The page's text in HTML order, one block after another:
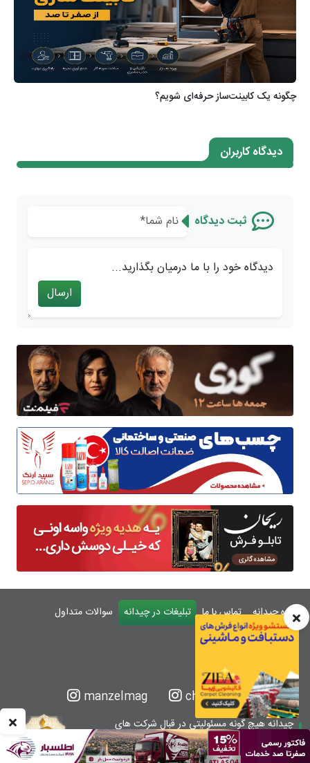
درباره چیدانه تماس با ما تبلیغات در چیدانه
سوالات متداول
ورود
chidaneh
manzelmag
چیدانه هیچ گونه مسئولیتی در قبال شرکت های
معرفی شده ندارد.
قبل از اقدام به خرید کالا یا خدمات اطمینان کافی را